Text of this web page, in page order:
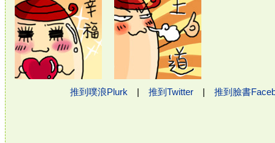
推到噗浪Plurk 推到Twitter 推到臉書